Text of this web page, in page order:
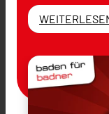
WEITERLESEN